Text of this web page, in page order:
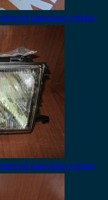
καινούριο γνήσιο
καινούριο γνήσιο